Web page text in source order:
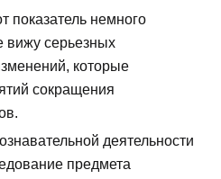
показатель немного
вижу серьезных
которые
сокращения
деятельности
предмета